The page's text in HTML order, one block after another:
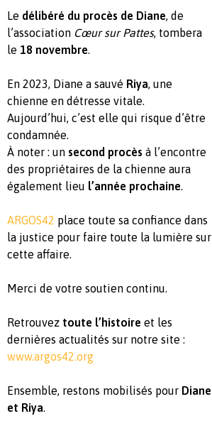
Le délibéré du procès de Diane, de
l’association Cœur sur Pattes, tombera
le 18 novembre.
En 2023, Diane a sauvé Riya, une
chienne en détresse vitale.
Aujourd’hui, c’est elle qui risque d’être
condamnée.
À noter : un second procès à l’encontre
des propriétaires de la chienne aura
également lieu l’année prochaine.
ARGOS42 place toute sa confiance dans
la justice pour faire toute la lumière sur
cette affaire.
Merci de votre soutien continu.
Retrouvez toute l’histoire et les
dernières actualités sur notre site :
www.argos42.org
Ensemble, restons mobilisés pour Diane
et Riya.